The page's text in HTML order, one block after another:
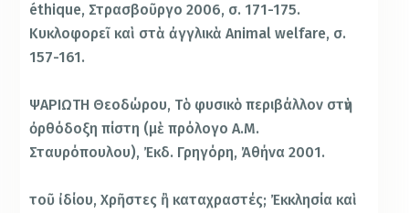
éthique, Στρασβοῦργο 2006, σ. 171-175.
Κυκλοφορεῖ καὶ στὰ ἀγγλικὰ Animal welfare, σ.
157-161.
ΨΑΡΙΩΤΗ Θεοδώρου, Τὸ φυσικὸ περιβάλλον στὴν
ὀρθόδοξη πίστη (μὲ πρόλογο Α.Μ.
Σταυρόπουλου), Ἐκδ. Γρηγόρη, Ἀθήνα 2001.
τοῦ ἰδίου, Χρῆστες ἢ καταχραστές; Ἐκκλησία καὶ